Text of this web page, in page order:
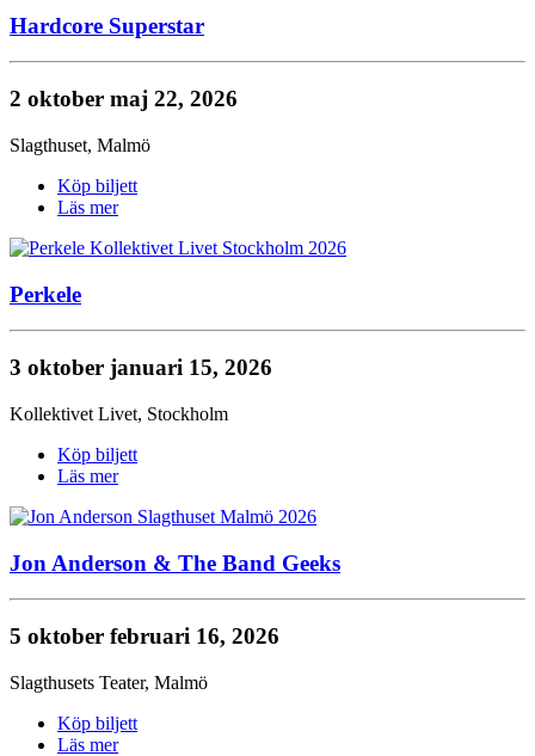
Hardcore Superstar
2 oktober maj 22, 2026
Slagthuset, Malmö
Köp biljett
Läs mer
Perkele
3 oktober januari 15, 2026
Kollektivet Livet, Stockholm
Köp biljett
Läs mer
Jon Anderson & The Band Geeks
5 oktober februari 16, 2026
Slagthusets Teater, Malmö
Köp biljett
Läs mer